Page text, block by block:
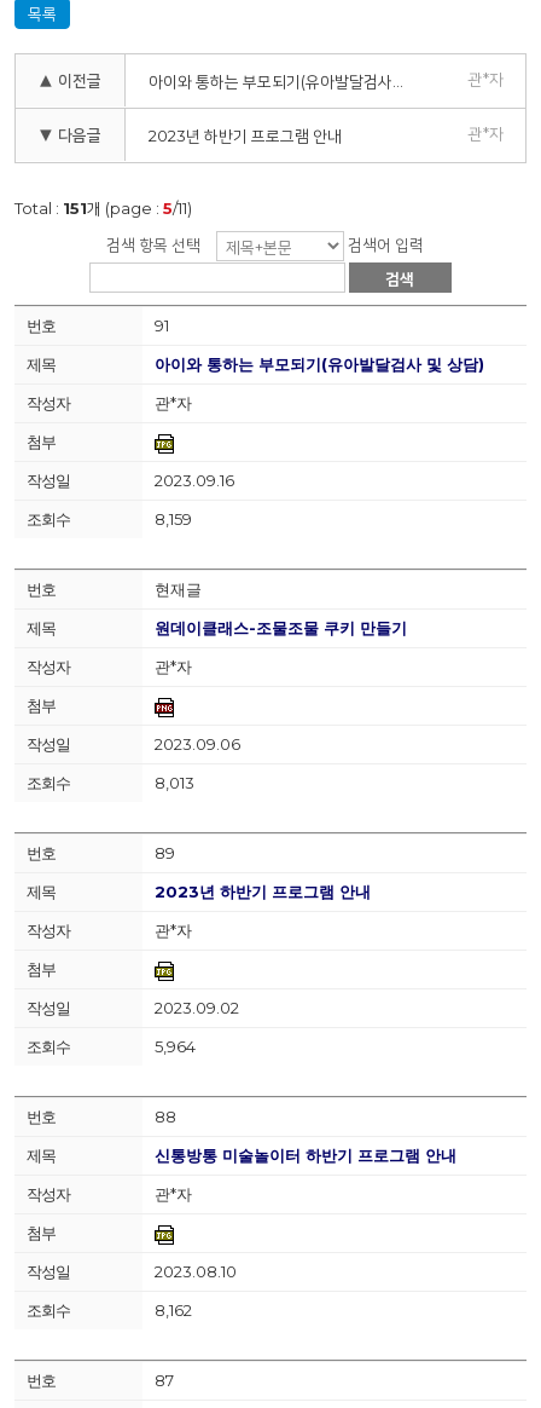
목록
▲ 이전글 관*자
▼ 다음글 2023년 하반기 프로그램 안내 관*자
Total : 151개 (page : 5/11)
검색 항목 선택
검색어 입력
검색
91
아이와 통하는 부모되기(유아발달검사 및 상담)
관*자
2023.09.16
8,159
현재글
원데이클래스-조물조물 쿠키 만들기
관*자
2023.09.06
8,013
89
2023년 하반기 프로그램 안내
관*자
2023.09.02
5,964
88
신통방통 미술놀이터 하반기 프로그램 안내
관*자
2023.08.10
8,162
87